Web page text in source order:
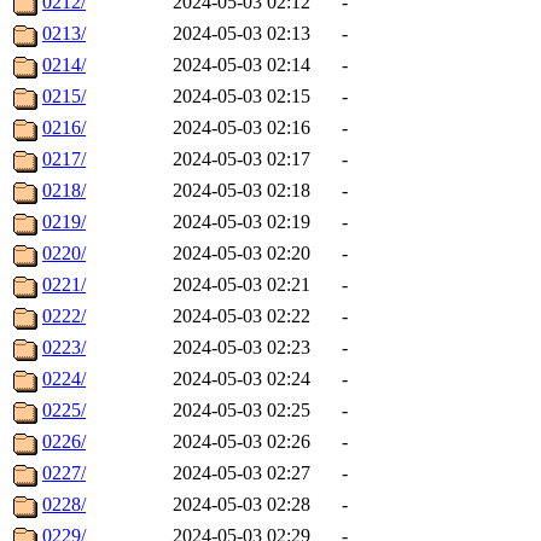
0213/
2024-05-03 02:13
-
0214/
2024-05-03 02:14
-
0215/
2024-05-03 02:15
-
0216/
2024-05-03 02:16
-
0217/
2024-05-03 02:17
-
0218/
2024-05-03 02:18
-
0219/
2024-05-03 02:19
-
0220/
2024-05-03 02:20
-
0221/
2024-05-03 02:21
-
0222/
2024-05-03 02:22
-
0223/
2024-05-03 02:23
-
0224/
2024-05-03 02:24
-
0225/
2024-05-03 02:25
-
0226/
2024-05-03 02:26
-
0227/
2024-05-03 02:27
-
0228/
2024-05-03 02:28
-
0229/
2024-05-03 02:29 -